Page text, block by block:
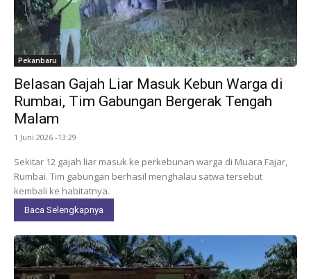
Pekanbaru
Belasan Gajah Liar Masuk Kebun Warga di
Rumbai, Tim Gabungan Bergerak Tengah
Malam
1 Juni 2026 -13:29
Sekitar 12 gajah liar masuk ke perkebunan warga di Muara Fajar,
Rumbai. Tim gabungan berhasil menghalau satwa tersebut
kembali ke habitatnya.
Baca Selengkapnya